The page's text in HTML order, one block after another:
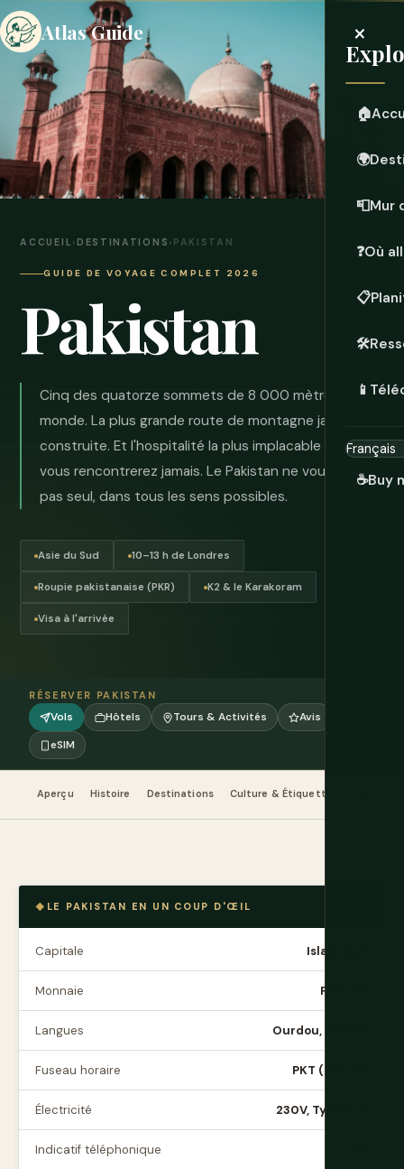
Atlas Guide ×
🏠
🌍
📮Mur
❓Où
📋
🛠️
📱
☕Buy
ACCUEIL›DESTINATIONS › PAKISTAN
GUIDE DE VOYAGE COMPLET 2026
Pakistan
Cinq des quatorze sommets de 8 000 mètres du
monde. La plus grande route de montagne jamais
construite. Et l'hospitalité la plus implacable que
vous rencontrerez jamais. Le Pakistan ne vous laissera
pas seul, dans tous les sens possibles.
Asie du Sud 10–13 h de Londres
Roupie pakistanaise (PKR) K2 & le Karakoram
Visa à l'arrivée
RÉSERVER PAKISTAN
Vols Hôtels Tours & Activités
Avis
eSIM
Aperçu Histoire Destinations Culture & Étiquette
LE PAKISTAN EN UN COUP D'ŒIL
Capitale Islamabad
Monnaie PKR (₨)
Langues Ourdou, Anglais
Fuseau horaire PKT (UTC+5)
Électricité 230V, Type C/G
Indicatif téléphonique